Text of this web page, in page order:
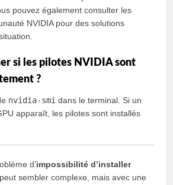
pouvez également consulter les
NVIDIA pour des solutions
si les pilotes NVIDIA sont
?
nvidia-smi dans le terminal. Si un
apparaît, les pilotes sont installés
d’impossibilité d’installer
peut sembler complexe, mais avec une